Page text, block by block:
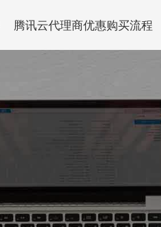
腾讯云代理商优惠购买流程